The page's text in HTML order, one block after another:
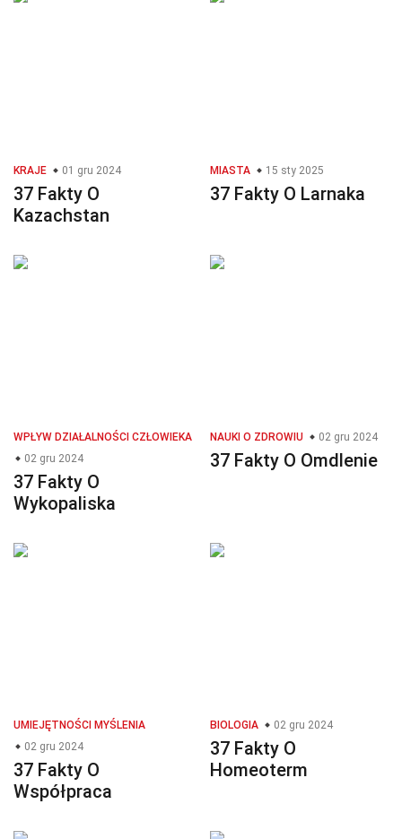
KRAJE 01 gru 2024
37 Fakty O
Kazachstan
MIASTA 15 sty 2025
37 Fakty O Larnaka
WPŁYW DZIAŁALNOŚCI CZŁOWIEKA
02 gru 2024
37 Fakty O
Wykopaliska
NAUKI O ZDROWIU 02 gru 2024
37 Fakty O Omdlenie
UMIEJĘTNOŚCI MYŚLENIA
02 gru 2024
37 Fakty O
Współpraca
BIOLOGIA 02 gru 2024
37 Fakty O
Homeoterm